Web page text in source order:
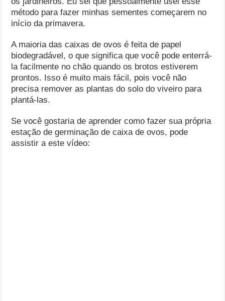
método para fazer minhas sementes começarem no
início da primavera.
A maioria das caixas de ovos é feita de papel
biodegradável, o que significa que você pode enterrá-
la facilmente no chão quando os brotos estiverem
prontos. Isso é muito mais fácil, pois você não
precisa remover as plantas do solo do viveiro para
plantá-las.
Se você gostaria de aprender como fazer sua própria
estação de germinação de caixa de ovos, pode
assistir a este vídeo: